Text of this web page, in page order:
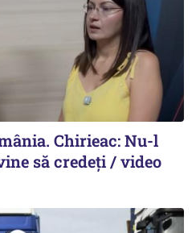
Chirieac: Nu-l
să credeți / video